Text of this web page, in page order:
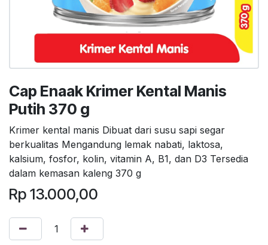
Cap Enaak Krimer Kental Manis
Putih 370 g
Krimer kental manis Dibuat dari susu sapi segar
berkualitas Mengandung lemak nabati, laktosa,
kalsium, fosfor, kolin, vitamin A, B1, dan D3 Tersedia
dalam kemasan kaleng 370 g
Rp 13.000,00